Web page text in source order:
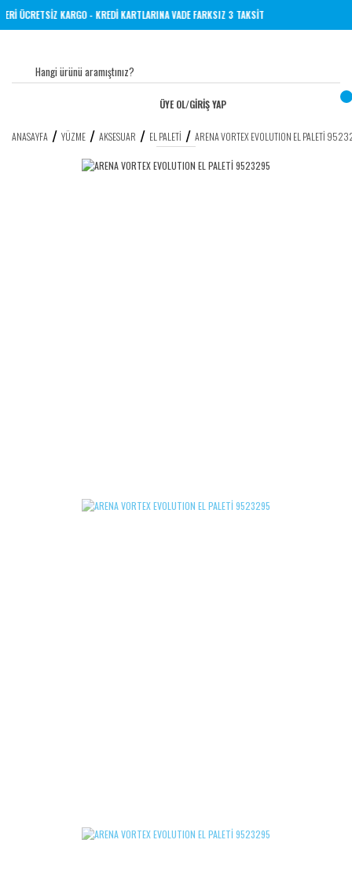
ÜZERİ ÜCRETSİZ KARGO - KREDİ KARTLARINA VADE FARKSIZ 3 TAKSİT
ÜYE OL/GİRİŞ YAP
ANASAYFA YÜZME AKSESUAR EL PALETI ARENA VORTEX EVOLUTION EL PALETİ